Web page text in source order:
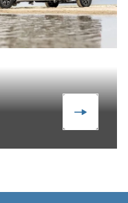
Bybobil